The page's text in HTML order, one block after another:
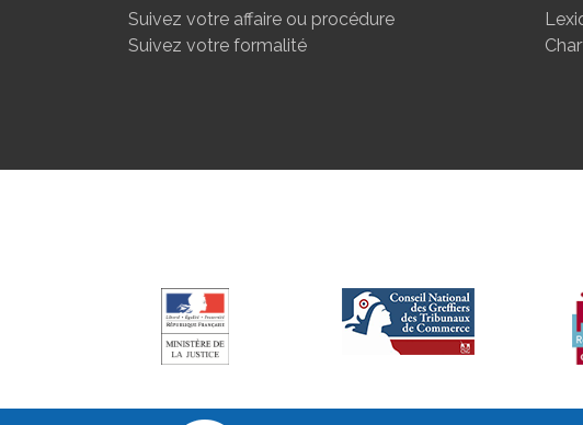
Suivez votre affaire ou procédure
Suivez votre formalité